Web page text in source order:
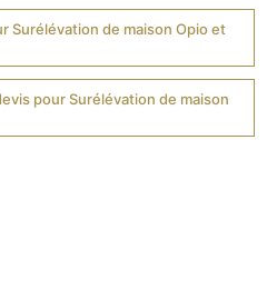
Surélévation de maison Opio et
pour Surélévation de maison